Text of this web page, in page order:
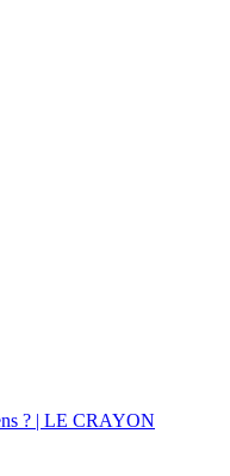
? | LE CRAYON